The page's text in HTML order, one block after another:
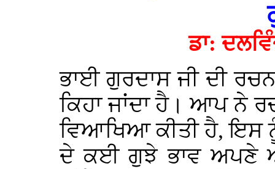
ਡਾ:
ਭਾਈ ਗੁਰਦਾਸ ਜੀ ਦੀ
ਕਿਹਾ ਜਾਂਦਾ ਹੈ। ਆਪ ਨੇ
ਵਿਆਖਿਆ ਕੀਤੀ ਹੈ, ਇਸ
ਦੇ ਕਈ ਗੁਝੇ ਭਾਵ ਅਪਣੇ